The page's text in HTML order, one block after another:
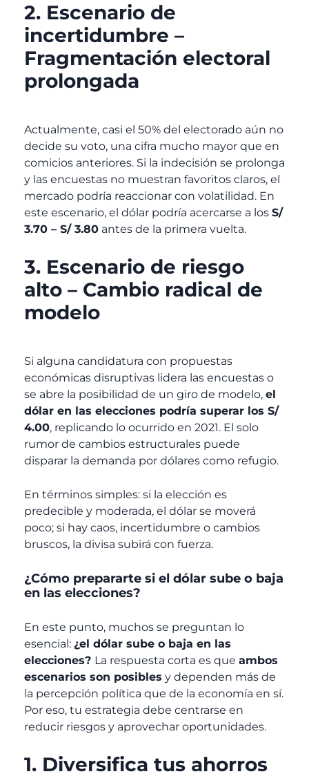
2. Escenario de
incertidumbre –
Fragmentación electoral
prolongada
Actualmente, casi el 50% del electorado aún no
decide su voto, una cifra mucho mayor que en
comicios anteriores. Si la indecisión se prolonga
y las encuestas no muestran favoritos claros, el
mercado podría reaccionar con volatilidad. En
este escenario, el dólar podría acercarse a los S/
3.70 – S/ 3.80 antes de la primera vuelta.
3. Escenario de riesgo
alto – Cambio radical de
modelo
Si alguna candidatura con propuestas
económicas disruptivas lidera las encuestas o
se abre la posibilidad de un giro de modelo, el
dólar en las elecciones podría superar los S/
4.00, replicando lo ocurrido en 2021. El solo
rumor de cambios estructurales puede
disparar la demanda por dólares como refugio.
En términos simples: si la elección es
predecible y moderada, el dólar se moverá
poco; si hay caos, incertidumbre o cambios
bruscos, la divisa subirá con fuerza.
¿Cómo prepararte si el dólar sube o baja
en las elecciones?
En este punto, muchos se preguntan lo
esencial: ¿el dólar sube o baja en las
elecciones? La respuesta corta es que ambos
escenarios son posibles y dependen más de
la percepción política que de la economía en sí.
Por eso, tu estrategia debe centrarse en
reducir riesgos y aprovechar oportunidades.
1. Diversifica tus ahorros